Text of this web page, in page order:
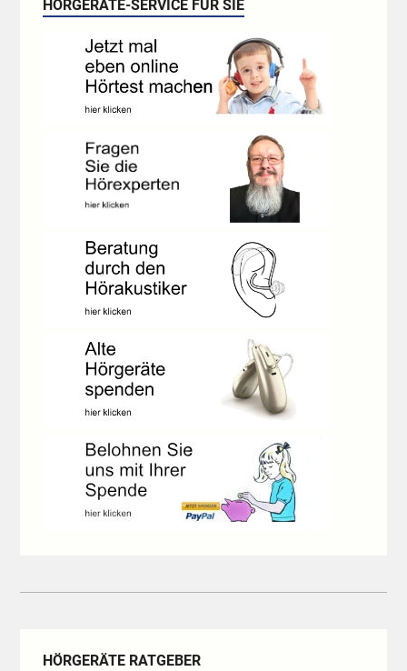
HÖRGERÄTE-SERVICE FÜR SIE
HÖRGERÄTE RATGEBER